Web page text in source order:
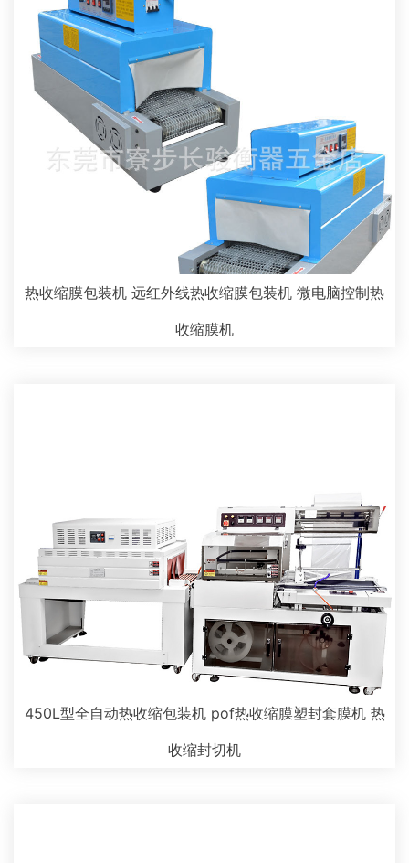
热收缩膜包装机 远红外线热收缩膜包装机 微电脑控制热
收缩膜机
450L型全自动热收缩包装机 pof热收缩膜塑封套膜机 热
收缩封切机